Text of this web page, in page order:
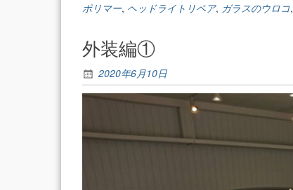
ポリマー, ヘッドライトリペア, ガラスのウロコ,
外装編①
2020年6月10日